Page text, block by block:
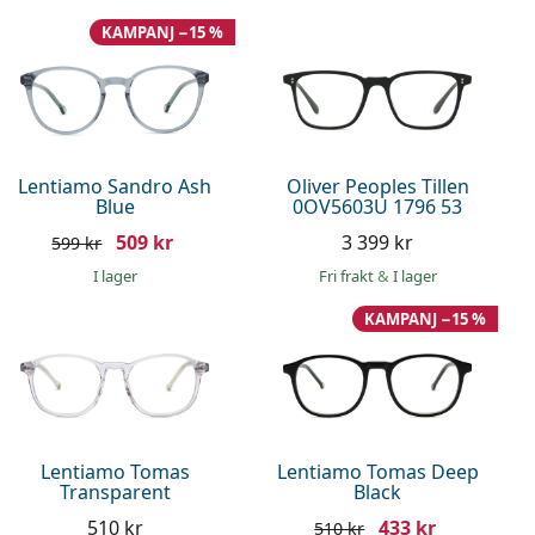
Lentiamo Sandro Ash
Blue
KAMPANJ −15 %
599 kr 509 kr
I lager
Oliver Peoples Tillen
0OV5603U 1796 53
3 399 kr
Fri frakt& I lager
Lentiamo Tomas
Transparent
510 kr
Lentiamo Tomas Deep
Black
KAMPANJ −15 %
510 kr 433 kr